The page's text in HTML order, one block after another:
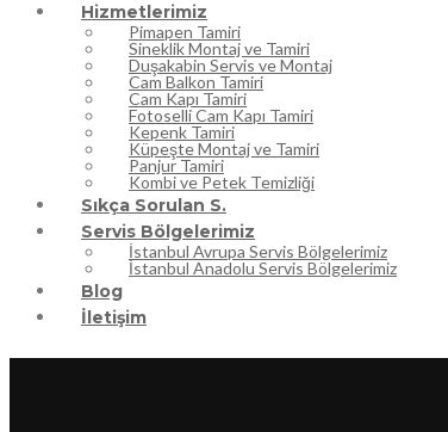
Hizmetlerimiz
Pimapen Tamiri
Sineklik Montaj ve Tamiri
Duşakabin Servis ve Montaj
Cam Balkon Tamiri
Cam Kapı Tamiri
Fotoselli Cam Kapı Tamiri
Kepenk Tamiri
Küpeşte Montaj ve Tamiri
Panjur Tamiri
Kombi ve Petek Temizliği
Sıkça Sorulan S.
Servis Bölgelerimiz
İstanbul Avrupa Servis Bölgelerimiz
İstanbul Anadolu Servis Bölgelerimiz
Blog
İletişim